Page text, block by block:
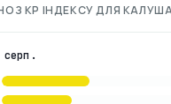
KP ІНДЕКСУ ДЛЯ